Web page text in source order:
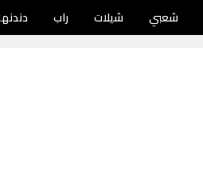
شعبي شيلات راب